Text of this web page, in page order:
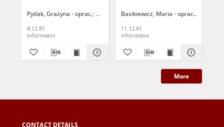
Gorzowie, nr 44 (8.12.81r.)
Pytlak, Grażyna - oprac. Klincewicz, Jerzy - oprac.
8.12.81
informator
(11.12.81r.)
Basikiewicz, Maria - oprac.
11.12.81
informator
More
CONTACT DETAILS